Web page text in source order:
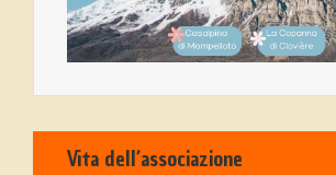
Vita dell’associazione